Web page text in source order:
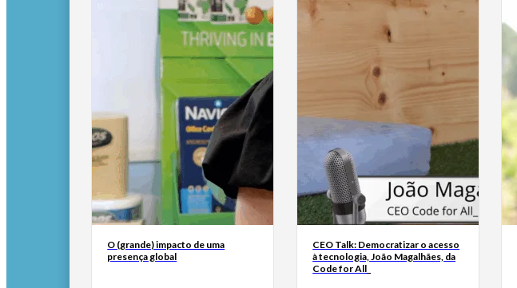
O (grande) impacto de uma
presença global
CEO Talk: Democratizar o acesso
à tecnologia, João Magalhães, da
Code for All_